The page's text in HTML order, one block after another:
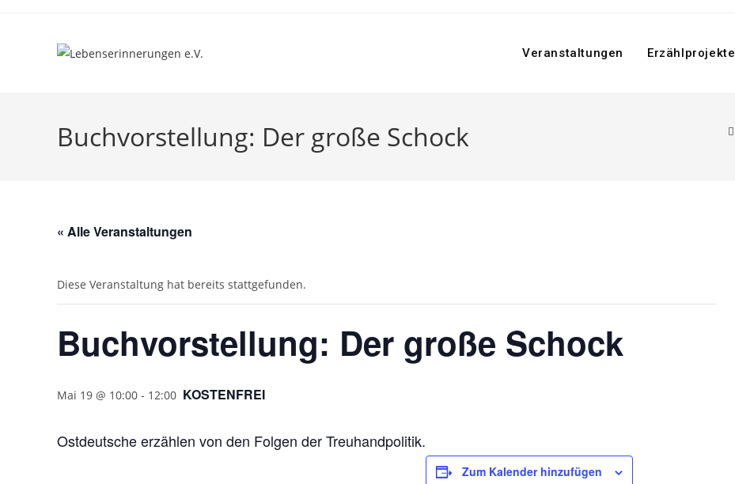
Veranstaltungen Erzählprojekte
Buchvorstellung: Der große Schock
« Alle Veranstaltungen
Diese Veranstaltung hat bereits stattgefunden.
Buchvorstellung: Der große Schock
Mai 19 @ 10:00 - 12:00 KOSTENFREI
Ostdeutsche erzählen von den Folgen der Treuhandpolitik.
Zum Kalender hinzufügen